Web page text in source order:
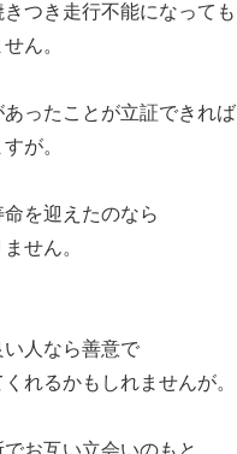
つき走行不能になっても
ん。
ったことが立証できれば
が。
を迎えたのなら
せん。
人なら善意で
れるかもしれませんが。